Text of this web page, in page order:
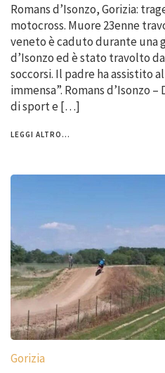
Romans d’Isonzo, Gorizia:
motocross. Muore 23enne
veneto è caduto durante una
d’Isonzo ed è stato travolto
soccorsi. Il padre ha assistito
immensa”. Romans d’Isonzo
di sport e […]
LEGGI ALTRO...
Gorizia